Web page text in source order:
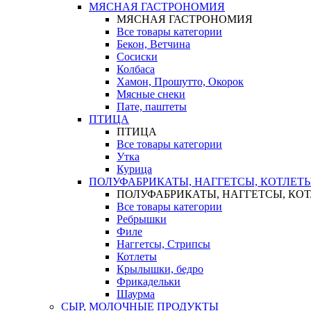
МЯСНАЯ ГАСТРОНОМИЯ
МЯСНАЯ ГАСТРОНОМИЯ
Все товары категории
Бекон, Ветчина
Сосиски
Колбаса
Хамон, Прошутто, Окорок
Мясные снеки
Пате, паштеты
ПТИЦА
ПТИЦА
Все товары категории
Утка
Курица
ПОЛУФАБРИКАТЫ, НАГГЕТСЫ,
ПОЛУФАБРИКАТЫ, НАГГЕТСЫ,
Все товары категории
Ребрышки
Филе
Наггетсы, Стрипсы
Котлеты
Крылышки, бедро
Фрикадельки
Шаурма
СЫР, МОЛОЧНЫЕ ПРОДУКТЫ